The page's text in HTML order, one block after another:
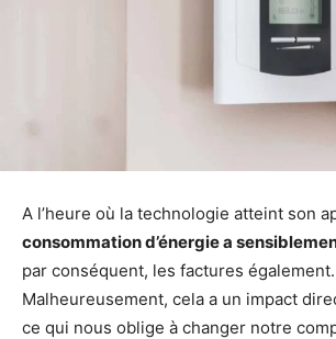
A l’heure où la technologie atteint son
consommation d’énergie a
par conséquent, les factures également.
Malheureusement, cela a un impact
ce qui nous oblige à changer notre